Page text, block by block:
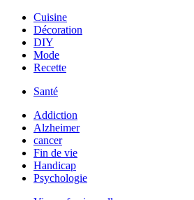
Cuisine
Décoration
DIY
Mode
Recette
Santé
Addiction
Alzheimer
cancer
Fin de vie
Handicap
Psychologie